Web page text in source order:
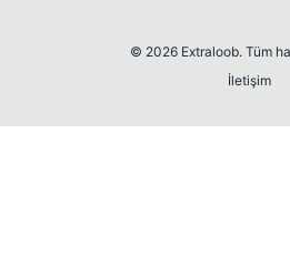
© 2026 Extraloob. Tüm
İletişim